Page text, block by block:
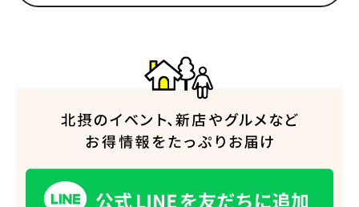
#自然とふれあう#ランチ
#大阪学院大 商品開発プロジェクト